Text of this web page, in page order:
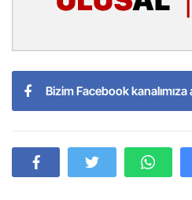
Bizim Facebook